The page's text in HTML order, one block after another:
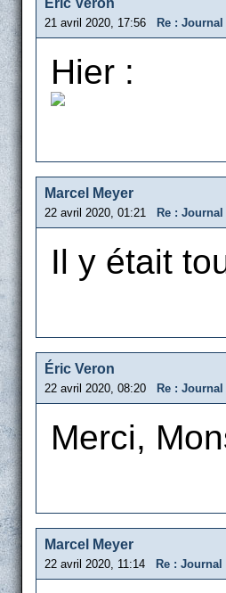
Éric Veron
21 avril 2020, 17:56 Re : Journal
Hier :
Marcel Meyer
22 avril 2020, 01:21 Re : Journal
Il y était
Éric Veron
22 avril 2020, 08:20 Re : Journal
Merci,
Marcel Meyer
22 avril 2020, 11:14 Re : Journal